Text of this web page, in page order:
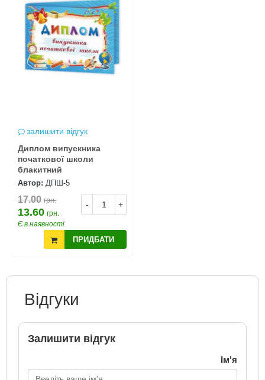
залишити відгук
Диплом випускника
початкової школи
блакитний
Автор: ДПШ-5
- +
17.00 грн.
13.60 грн.
Є в наявності
ПРИДБАТИ
Відгуки
Залишити відгук
Ім'я